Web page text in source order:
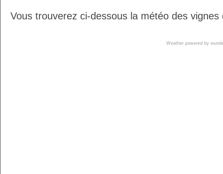
Vous trouverez ci-dessous la météo des
Weather powered by